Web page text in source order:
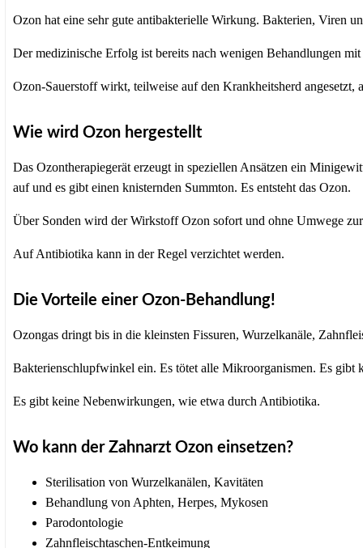
Ozon hat eine sehr gute antibakterielle Wirkung. Bakterien, Viren
Der medizinische Erfolg ist bereits nach wenigen Behandlungen
Ozon-Sauerstoff wirkt, teilweise auf den Krankheitsherd angesetzt,
Wie wird Ozon hergestellt
Das Ozontherapiegerät erzeugt in speziellen Ansätzen ein
auf und es gibt einen knisternden Summton. Es entsteht das Ozon.
Über Sonden wird der Wirkstoff Ozon sofort und ohne Umwege
Auf Antibiotika kann in der Regel verzichtet werden.
Die Vorteile einer Ozon-Behandlung!
Ozongas dringt bis in die kleinsten Fissuren, Wurzelkanäle,
Bakterienschlupfwinkel ein. Es tötet alle Mikroorganismen. Es gibt
Es gibt keine Nebenwirkungen, wie etwa durch Antibiotika.
Wo kann der Zahnarzt Ozon einsetzen?
Sterilisation von Wurzelkanälen, Kavitäten
Behandlung von Aphten, Herpes, Mykosen
Parodontologie
Zahnfleischtaschen-Entkeimung